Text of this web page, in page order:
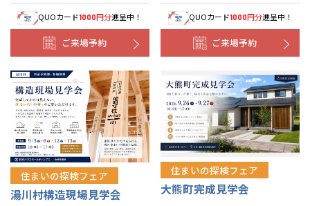
QUOカード1000円分進呈中！
ご来場予約
QUOカード1000円分進呈中！
ご来場予約
住まいの探検フェア
湯川村構造現場見学会
住まいの探検フェア
大熊町完成見学会